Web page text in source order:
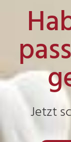
Jetzt